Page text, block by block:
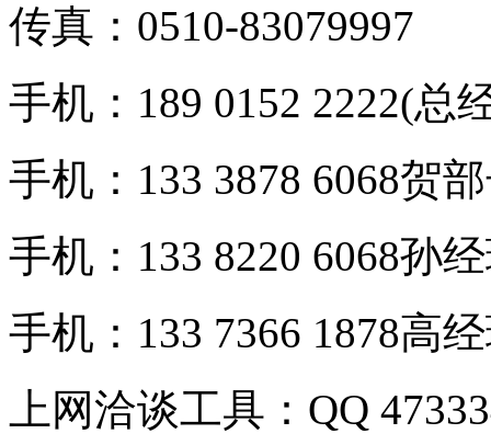
传真：0510-83079997
手机：189 0152 2222(总
手机：133 3878 6068贺
手机：133 8220 6068孙
手机：133 7366 1878高
上网洽谈工具：QQ